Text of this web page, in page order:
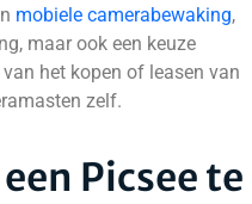
mobiele camerabewaking,
maar ook een keuze
het kopen of leasen van
zelf.
Picsee te